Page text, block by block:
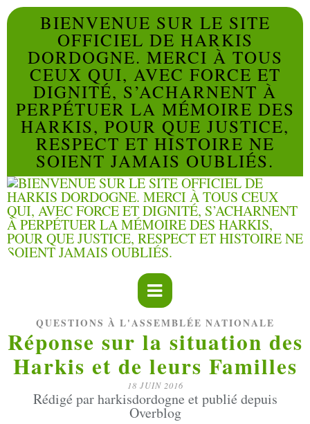
BIENVENUE SUR LE SITE
OFFICIEL DE HARKIS
DORDOGNE. MERCI À TOUS
CEUX QUI, AVEC FORCE ET
DIGNITÉ, S’ACHARNENT À
PERPÉTUER LA MÉMOIRE DES
HARKIS, POUR QUE JUSTICE,
RESPECT ET HISTOIRE NE
SOIENT JAMAIS OUBLIÉS.
QUESTIONS À L'ASSEMBLÉE NATIONALE
Réponse sur la situation des
Harkis et de leurs Familles
18 JUIN 2016
Rédigé par harkisdordogne et publié depuis
Overblog